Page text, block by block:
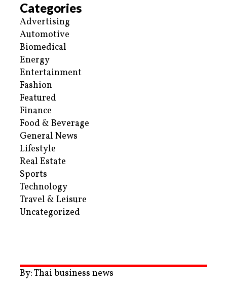
Categories
Advertising
Automotive
Biomedical
Energy
Entertainment
Fashion
Featured
Finance
Food & Beverage
General News
Lifestyle
Real Estate
Sports
Technology
Travel & Leisure
Uncategorized
By: Thai business news